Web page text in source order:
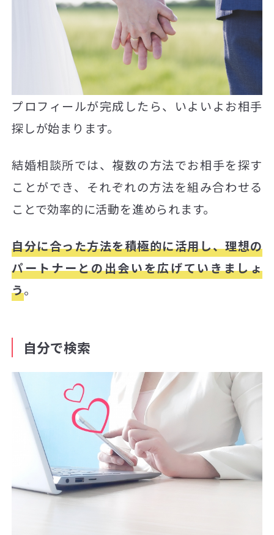
プロフィールが完成したら、いよいよお相手
探しが始まります。
結婚相談所では、複数の方法でお相手を探す
ことができ、それぞれの方法を組み合わせる
ことで効率的に活動を進められます。
自分に合った方法を積極的に活用し、理想の
パートナーとの出会いを広げていきましょ
う。
自分で検索